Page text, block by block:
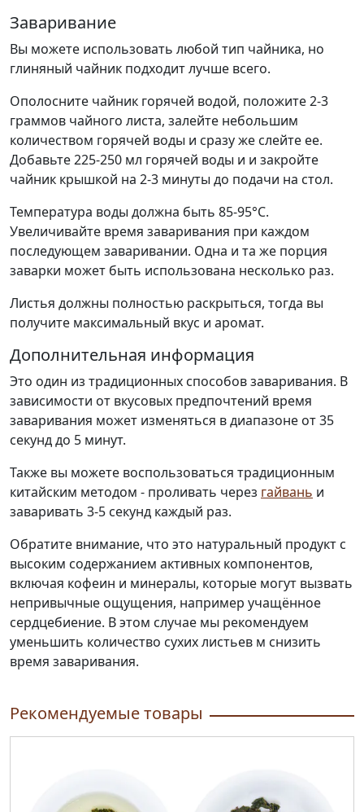
Заваривание
Вы можете использовать любой тип чайника, но
глиняный чайник подходит лучше всего.
Ополосните чайник горячей водой, положите 2-3
граммов чайного листа, залейте небольшим
количеством горячей воды и сразу же слейте ее.
Добавьте 225-250 мл горячей воды и и закройте
чайник крышкой на 2-3 минуты до подачи на стол.
Температура воды должна быть 85-95°С.
Увеличивайте время заваривания при каждом
последующем заваривании. Одна и та же порция
заварки может быть использована несколько раз.
Листья должны полностью раскрыться, тогда вы
получите максимальный вкус и аромат.
Дополнительная информация
Это один из традиционных способов заваривания. В
зависимости от вкусовых предпочтений время
заваривания может изменяться в диапазоне от 35
секунд до 5 минут.
Также вы можете воспользоваться традиционным
китайским методом - проливать через гайвань и
заваривать 3-5 секунд каждый раз.
Обратите внимание, что это натуральный продукт с
высоким содержанием активных компонентов,
включая кофеин и минералы, которые могут вызвать
непривычные ощущения, например учащённое
сердцебиение. В этом случае мы рекомендуем
уменьшить количество сухих листьев м снизить
время заваривания.
Рекомендуемые товары